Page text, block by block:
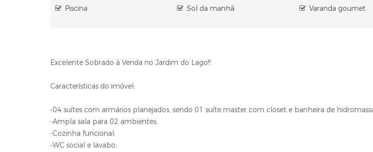
Piscina
Sol da manhã Varanda goumet
Excelente Sobrado à Venda no Jardim do Lago!!
Características do imóvel:
-04 suítes com armários planejados, sendo 01 suíte master com closet e banheira de
-Ampla sala para 02 ambientes;
-Cozinha funcional;
-WC social e lavabo;